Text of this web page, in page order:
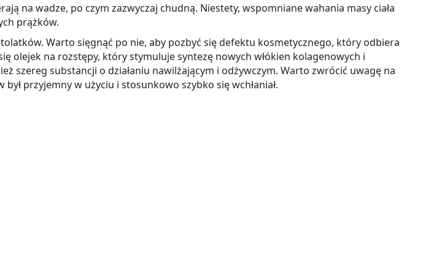
na wadze, po czym zazwyczaj chudną. Niestety, wspomniane wahania masy ciała
prążków.
Warto sięgnąć po nie, aby pozbyć się defektu kosmetycznego, który odbiera
olejek na rozstępy, który stymuluje syntezę nowych włókien kolagenowych i
szereg substancji o działaniu nawilżającym i odżywczym. Warto zwrócić uwagę na
przyjemny w użyciu i stosunkowo szybko się wchłaniał.